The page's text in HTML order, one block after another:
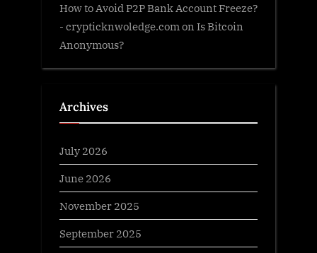
How to Avoid P2P Bank Account Freeze?
- crypticknwoledge.comon Is Bitcoin
Anonymous?
Archives
July 2026
June 2026
November 2025
September 2025